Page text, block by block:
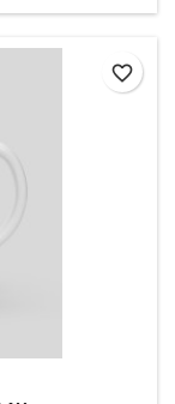
favorite_border